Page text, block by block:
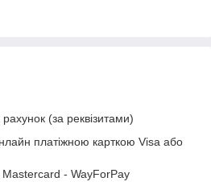
(за реквізитами)
платіжною карткою Visa або
- WayForPay